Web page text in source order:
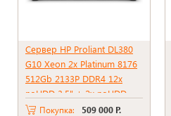
Сервер HP Proliant DL380
G10 Xeon 2x Platinum 8176
512Gb 2133P DDR4 12x
noHDD 3.5" + 2x noHDD
2.5" RAID P816i-A SR + BBU
Покупка: 509 000 Р.